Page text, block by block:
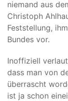
niemand aus
Christoph
Feststellung,
Bundes vor.
Inoffiziell
dass man von
überrascht
ist ja schon